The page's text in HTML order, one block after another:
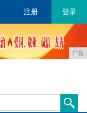
注册 登录
广告